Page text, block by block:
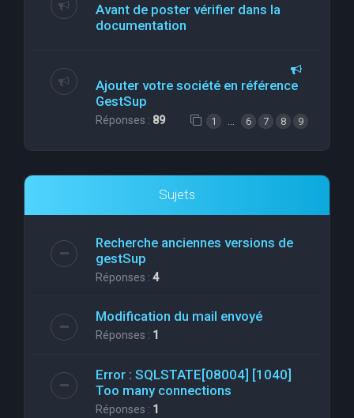
Avant de poster vérifier dans la
documentation
Ajouter votre société en référence
GestSup
Réponses : 89 1 6 7 8 9
Sujets
Recherche anciennes versions de
gestSup
Réponses : 4
Modification du mail envoyé
Réponses : 1
Error : SQLSTATE[08004] [1040]
Too many connections
Réponses : 1